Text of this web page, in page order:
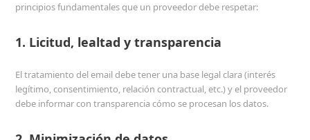
principios fundamentales que un proveedor debe respetar:
1. Licitud, lealtad y transparencia
El tratamiento del email debe tener una base legal clara (interés
legítimo, consentimiento, relación contractual, etc.) y el proveedor
debe informar con transparencia cómo se procesan los datos.